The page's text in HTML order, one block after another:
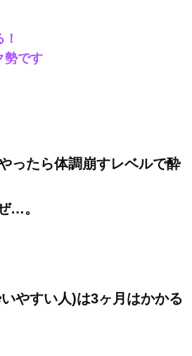
勢です
ったら体調崩すレベルで酔
…。
やすい人)は3ヶ月はかかる